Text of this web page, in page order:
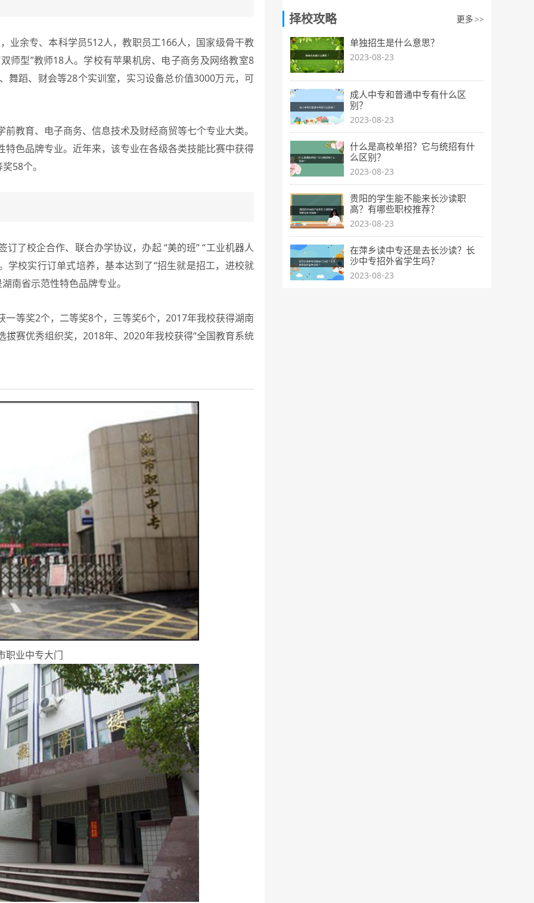
余专、本科学员512人，教职员工166人，国家级骨干教
师型”教师18人。学校有苹果机房、电子商务及网络教室8
舞蹈、财会等28个实训室，实习设备总价值3000万元，可
育、电子商务、信息技术及财经商贸等七个专业大类。
色品牌专业。近年来，该专业在各级各类技能比赛中获得
58个。
校企合作、联合办学协议，办起 “美的班” “工业机器人
学校实行订单式培养，基本达到了“招生就是招工，进校就
南省示范性特色品牌专业。
一等奖2个，二等奖8个，三等奖6个，2017年我校获得湖南
赛优秀组织奖，2018年、2020年我校获得“全国教育系统
职业中专大门
择校攻略 更多 >>
单独招生是什么意思？
2023-08-23
成人中专和普通中专有什么区
别？
2023-08-23
什么是高校单招？它与统招有什
么区别？
2023-08-23
贵阳的学生能不能来长沙读职
高？有哪些职校推荐？
2023-08-23
在萍乡读中专还是去长沙读？长
沙中专招外省学生吗？
2023-08-23